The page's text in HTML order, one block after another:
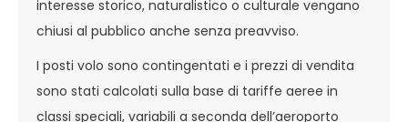
interesse storico, naturalistico o culturale vengano
chiusi al pubblico anche senza preavviso.
I posti volo sono contingentati e i prezzi di vendita
sono stati calcolati sulla base di tariffe aeree in
classi speciali, variabili a seconda dell’aeroporto